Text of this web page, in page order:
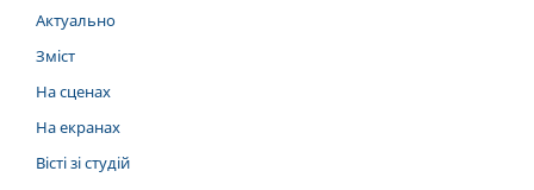
Актуально
Зміст
На сценах
На екранах
Вісті зі студій